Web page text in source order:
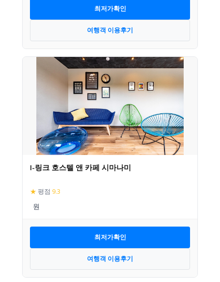
최저가확인
여행객 이용후기
I-링크 호스텔 앤 카페 시마나미
★ 평점 9.3
최저가확인
여행객 이용후기